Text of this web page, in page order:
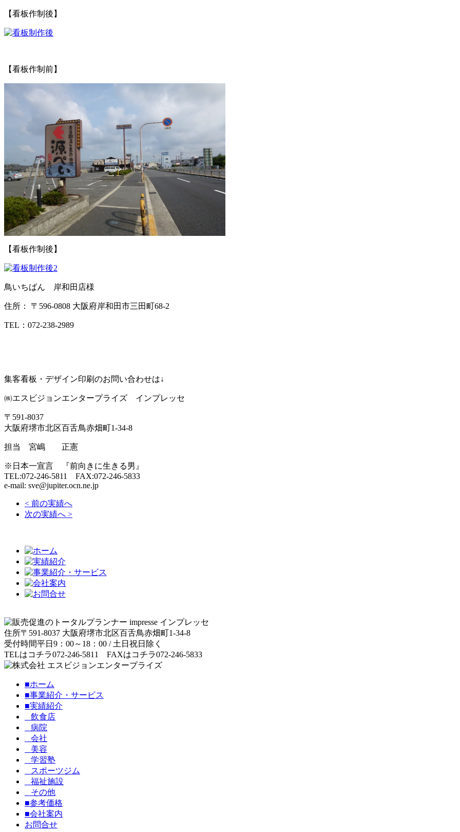
【看板作制後】
【看板作制前】
【看板作制後】
鳥いちばん 岸和田店様
住所： 〒596-0808 大阪府岸和田市三田町68-2
TEL：072-238-2989
集客看板・デザイン印刷のお問い合わせは↓
㈱エスビジョンエンタープライズ インプレッセ
〒591-8037
大阪府堺市北区百舌鳥赤畑町1-34-8
担当 宮嶋 正憲
※日本一宣言 『前向きに生きる男』
TEL:072-246-5811 FAX:072-246-5833
e-mail: sve@jupiter.ocn.ne.jp
< 前の実績へ
次の実績へ >
住所〒591-8037 大阪府堺市北区百舌鳥赤畑町1-34-8
受付時間平日9：00～18：00 / 土日祝日除く
TELはコチラ072-246-5811 FAXはコチラ072-246-5833
■ホーム
■事業紹介・サービス
■実績紹介
飲食店
病院
会社
美容
学習塾
スポーツジム
福祉施設
その他
■参考価格
■会社案内
お問合せ